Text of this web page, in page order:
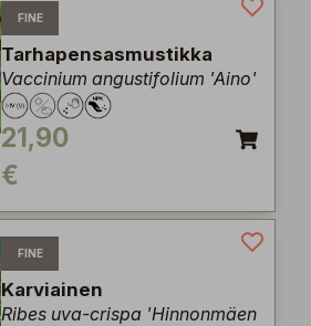
FINE
Tarhapensasmustikka
Vaccinium angustifolium 'Aino'
21,90
€
FINE
Karviainen
Ribes uva-crispa 'Hinnonmäen